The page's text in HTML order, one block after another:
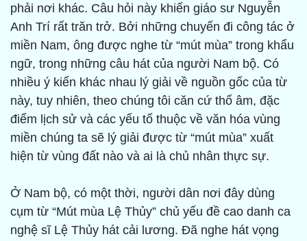
phải nơi khác. Câu hỏi này khiến giáo sư Nguyễn
Anh Trí rất trăn trở. Bởi những chuyến đi công tác ở
miền Nam, ông được nghe từ “mút mùa” trong khẩu
ngữ, trong những câu hát của người Nam bộ. Có
nhiều ý kiến khác nhau lý giải về nguồn gốc của từ
này, tuy nhiên, theo chúng tôi căn cứ thổ âm, đặc
điểm lịch sử và các yếu tố thuộc về văn hóa vùng
miền chúng ta sẽ lý giải được từ “mút mùa” xuất
hiện từ vùng đất nào và ai là chủ nhân thực sự.
Ở Nam bộ, có một thời, người dân nơi đây dùng
cụm từ “Mút mùa Lệ Thủy” chủ yếu đề cao danh ca
nghệ sĩ Lệ Thủy hát cải lương. Đã nghe hát vọng